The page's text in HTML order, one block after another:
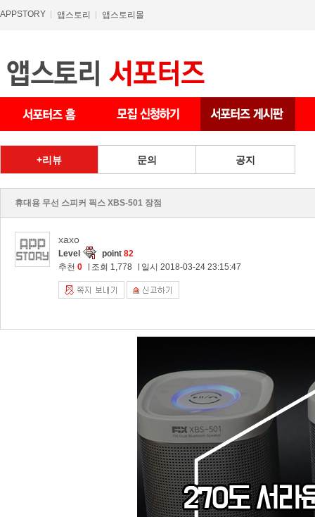
APPSTORY 앱스토리 앱스토리몰
리뷰 문의 공지